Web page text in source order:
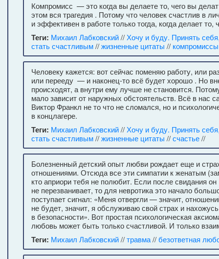
Компромисс — это когда вы делаете то, чего вы
этом вся трагедия . Потому что человек счастлив в
и эффективен в работе только тогда, когда делает то,
Теги: Михаил Лабковский// Хочу и буду. Принять
стать счастливым//жизненные цитаты // компромиссы
Человеку кажется: вот сейчас поменяю работу, или
или перееду — и наконец-то всё будет хорошо . Но
происходят, а внутри ему лучше не становится.
мало зависит от наружных обстоятельств. Всё в нас
Виктор Франкл не то что не сломался, но и
в концлагере.
Теги: Михаил Лабковский// Хочу и буду. Принять
стать счастливым//жизненные цитаты //счастье//
Болезненный детский опыт любви рождает еще и
отношениями. Отсюда все эти симпатии к женатым
кто априори тебя не полюбит. Если после свидания
не перезванивает, то для невротика это начало
поступает сигнал: «Меня отвергли — значит,
не будет, значит, я обслуживаю свой страх и
в безопасности». Вот простая психологическая
любовь может быть только счастливой. И только
Теги: Михаил Лабковский//травма//безответная